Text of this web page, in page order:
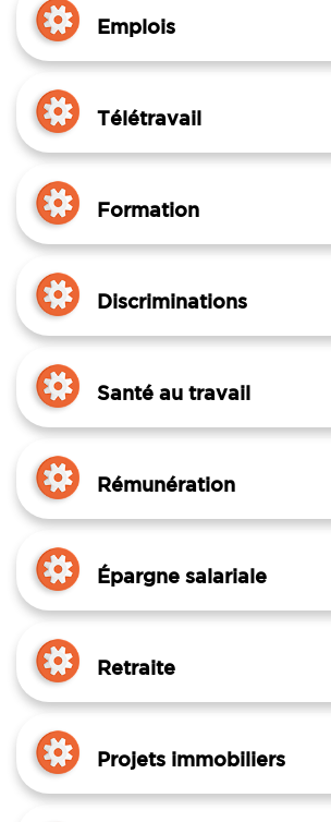
Emplois
Télétravail
Formation
Discriminations
Santé au travail
Rémunération
Épargne salariale
Retraite
Projets immobiliers